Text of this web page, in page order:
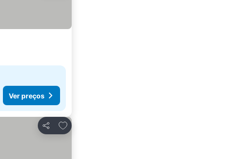
Ver preços
Partilhar
Adicionar aos favoritos